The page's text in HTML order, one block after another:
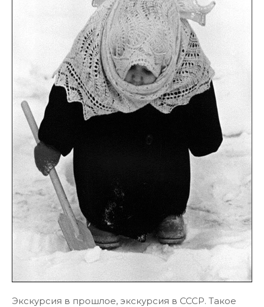
Экскурсия в прошлое, экскурсия в СССР. Такое